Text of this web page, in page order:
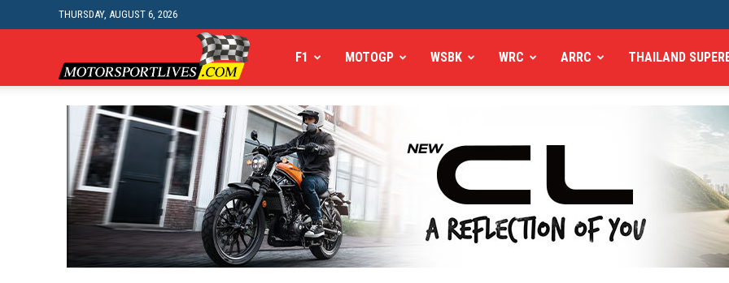
THURSDAY, AUGUST 6, 2026
Motorsportlives
F1 MOTOGP WSBK WRC ARRC THAILAND